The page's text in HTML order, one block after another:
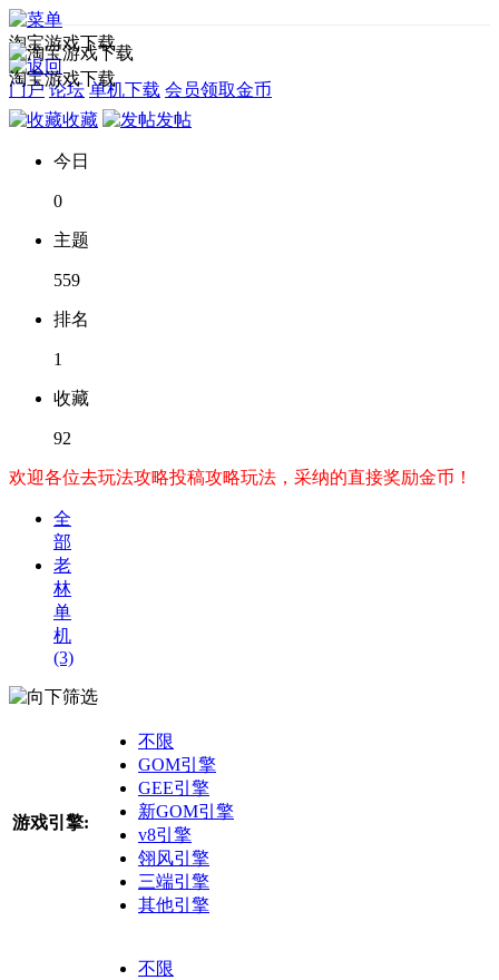
淘宝游戏下载
门户 论坛 单机下载 会员领取金币
淘宝游戏下载
收藏 发帖
今日
0
主题
559
排名
1
收藏
92
欢迎各位去玩法攻略投稿攻略玩法，采纳的直接奖励金币！
全
部
老
林
单
机
(3)
筛选
游戏引擎:
不限
GOM引擎
GEE引擎
新GOM引擎
v8引擎
翎风引擎
三端引擎
其他引擎
不限